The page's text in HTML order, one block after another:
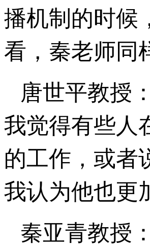
播机制的时候
看，秦老师同
唐世平教授
我觉得有些人
的工作，或者
我认为他也更
秦亚青教授